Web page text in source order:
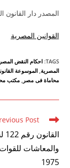
المصدر دار القانون
القوانين المصرية
TAGS
:احكام النقض
المصرية, الموسوعة
محاماة فى مصر , مكتب
Read
more
articles
Post
1975